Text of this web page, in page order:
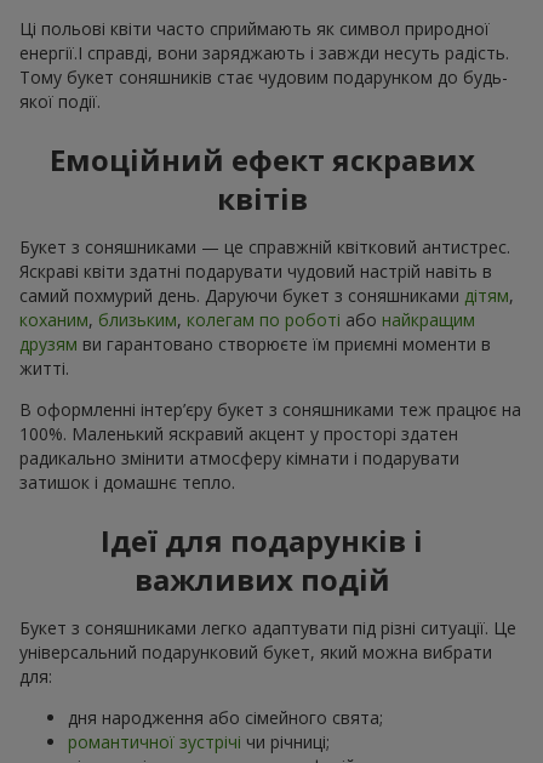
Ці польові квіти часто сприймають як символ природної
енергії.І справді, вони заряджають і завжди несуть радість.
Тому букет соняшників стає чудовим подарунком до будь-
якої події.
Емоційний ефект яскравих
квітів
Букет з соняшниками — це справжній квітковий антистрес.
Яскраві квіти здатні подарувати чудовий настрій навіть в
самий похмурий день. Даруючи букет з соняшниками дітям,
коханим, близьким, колегам по роботі або найкращим
друзям ви гарантовано створюєте їм приємні моменти в
житті.
В оформленні інтер’єру букет з соняшниками теж працює на
100%. Маленький яскравий акцент у просторі здатен
радикально змінити атмосферу кімнати і подарувати
затишок і домашнє тепло.
Ідеї для подарунків і
важливих подій
Букет з соняшниками легко адаптувати під різні ситуації. Це
універсальний подарунковий букет, який можна вибрати
для:
дня народження або сімейного свята;
романтичної зустрічі чи річниці;